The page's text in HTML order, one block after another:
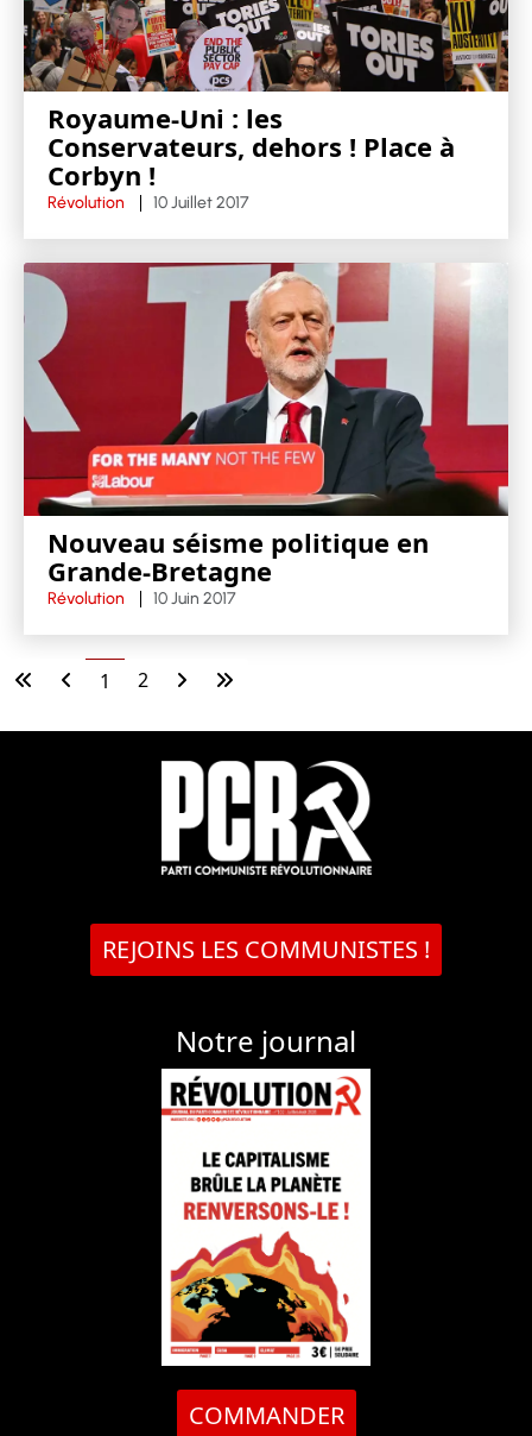
Royaume-Uni : les
Conservateurs, dehors ! Place à
Corbyn !
Révolution 10 Juillet 2017
Nouveau séisme politique en
Grande-Bretagne
Révolution 10 Juin 2017
1 2
REJOINS LES COMMUNISTES !
Notre journal
COMMANDER